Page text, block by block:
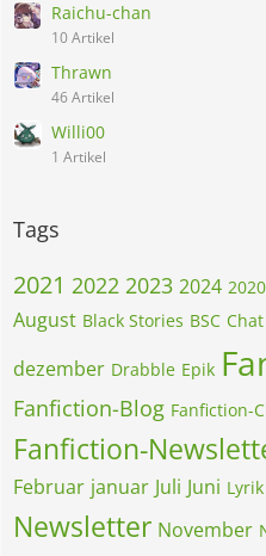
Raichu-chan
10 Artikel
Thrawn
46 Artikel
Willi00
1 Artikel
Tags
2021 2022 2023 2024 2020
August Black Stories BSC Chat
dezember Drabble Epik
Fanfiction-Blog Fanfiction-
Fanfiction-
Februar januar Juli Juni Lyrik
Newsletter November